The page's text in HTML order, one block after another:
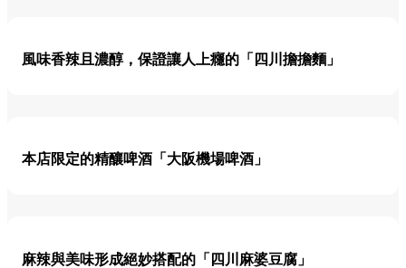
風味香辣且濃醇，保證讓人上癮的「四川擔擔麵」
本店限定的精釀啤酒「大阪機場啤酒」
麻辣與美味形成絕妙搭配的「四川麻婆豆腐」